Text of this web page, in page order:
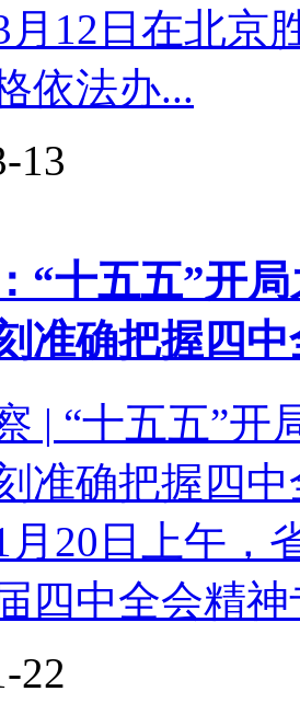
月12日在北京
依法办...
13
“十五五”开
准确把握四
| “十五五”开
准确把握四
月20日上午，
四中全会精
22